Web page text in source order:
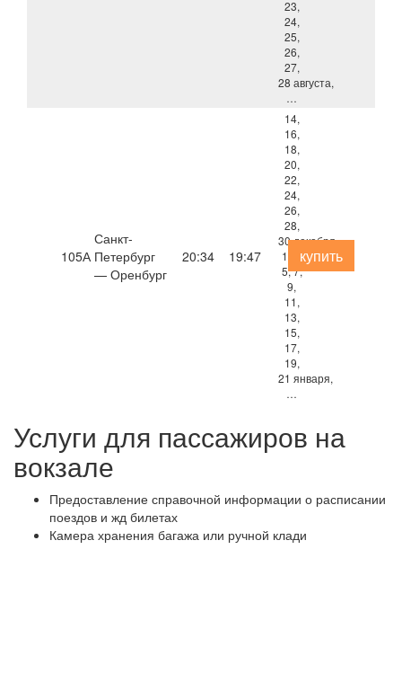
23,
24,
25,
26,
27,
28 августа,
…
105А
Санкт-
Петербург
— Оренбург
20:34 19:47
14,
16,
18,
20,
22,
24,
26,
28,
30 декабря,
1, 3,
5, 7,
9,
11,
13,
15,
17,
19,
21 января,
…
купить
Услуги для пассажиров на
вокзале
Предоставление справочной информации о расписании
поездов и жд билетах
Камера хранения багажа или ручной клади